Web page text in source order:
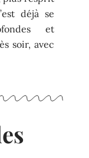
déjà se
et
soir, avec